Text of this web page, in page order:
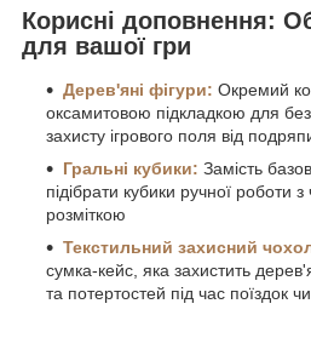
Корисні доповнення:
для вашої гри
Дерев'яні фігури: Окремий
оксамитовою підкладкою для
захисту ігрового поля від
Гральні кубики: Замість
підібрати кубики ручної роботи
розміткою
Текстильний захисний
сумка-кейс, яка захистить
та потертостей під час поїздок